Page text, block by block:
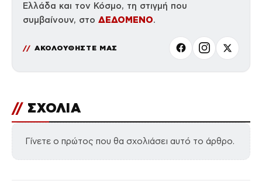
Ελλάδα και τον Κόσμο, τη στιγμή που
συμβαίνουν, στο ΔΕΔΟΜΕΝΟ.
ΑΚΟΛΟΥΘΗΣΤΕ ΜΑΣ
// ΣΧΟΛΙΑ
Γίνετε ο πρώτος που θα σχολιάσει αυτό το άρθρο.